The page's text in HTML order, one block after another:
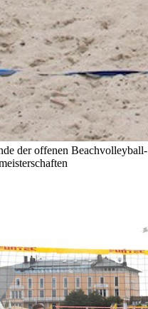
der offenen Beachvolleyball-